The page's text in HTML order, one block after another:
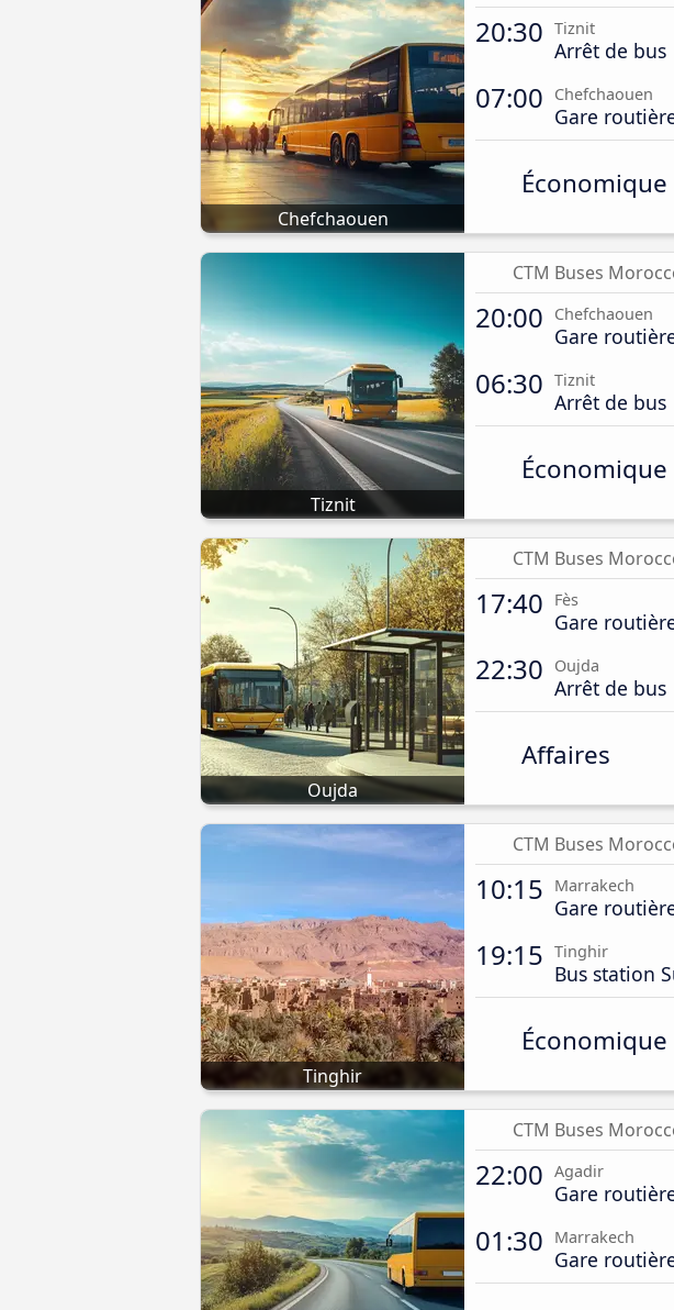
Chefchaouen
20:30 Tiznit
Arrêt de bus
07:00 Chefchaouen
Gare
Économique
Tiznit
CTM Buses
20:00 Chefchaouen
Gare
06:30 Tiznit
Arrêt de bus
Économique
Oujda
CTM Buses
17:40 Fès
Gare
22:30 Oujda
Arrêt de bus
Affaires
Tinghir
CTM Buses
10:15 Marrakech
Gare
19:15 Tinghir
Bus station
Économique
CTM Buses
22:00 Agadir
Gare
01:30 Marrakech
Gare